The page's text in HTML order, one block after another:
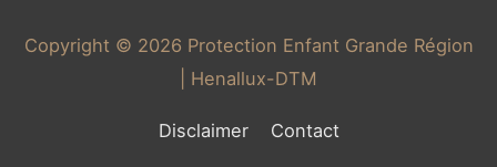
Copyright © 2026 Protection Enfant Grande Région
| Henallux-DTM
Disclaimer Contact